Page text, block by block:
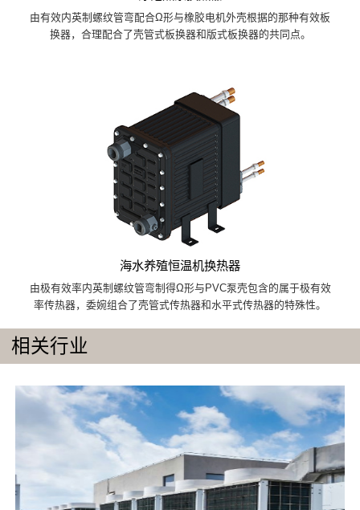
由有效内英制螺纹管弯配合Ω形与橡胶电机外壳根据的那种有效板
换器，合理配合了壳管式板换器和版式板换器的共同点。
海水养殖恒温机换热器
由极有效率内英制螺纹管弯制得Ω形与PVC泵壳包含的属于极有效
率传热器，委婉组合了壳管式传热器和水平式传热器的特殊性。
相关行业